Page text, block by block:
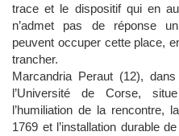
trace et le dispositif qui en
n’admet pas de réponse
peuvent occuper cette place,
trancher.
Marcandria Peraut (12),
l’Université de Corse,
l’humiliation de la rencontre,
1769 et l’installation durable